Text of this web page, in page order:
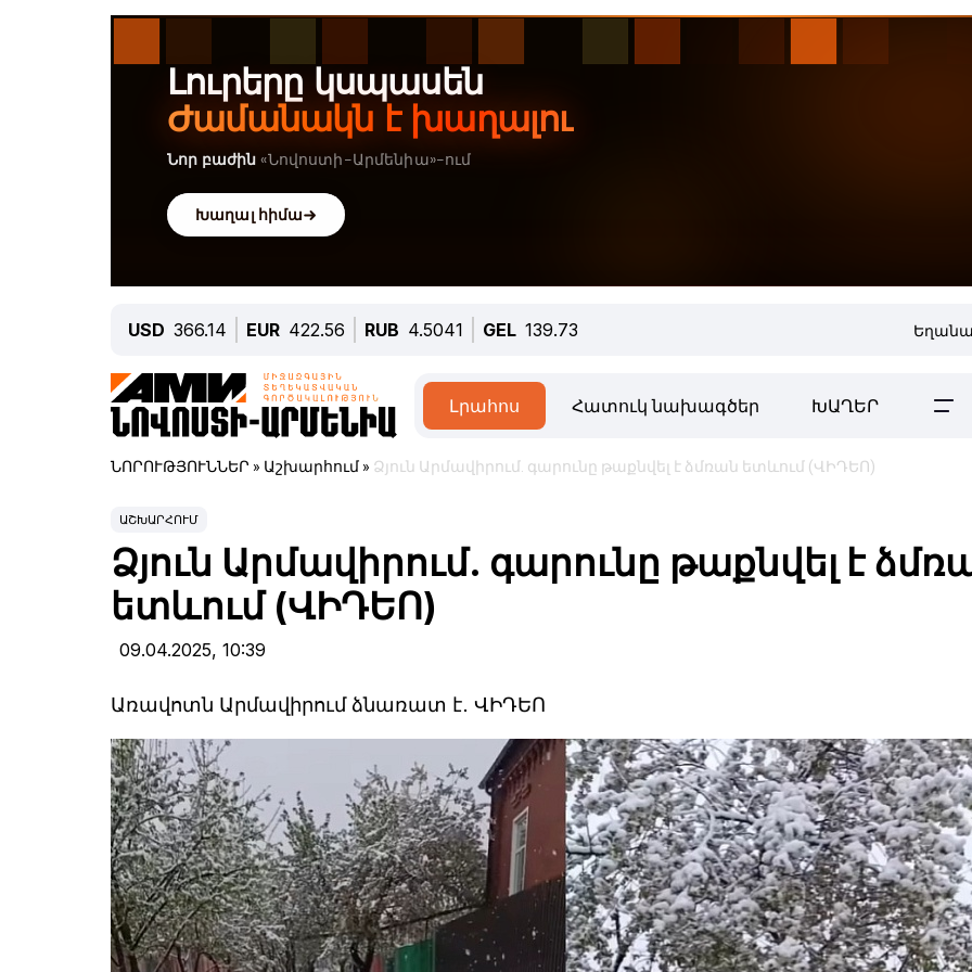
USD 366.14 EUR 422.56 RUB 4.5041 GEL 139.73
Լրահոս Հատուկ նախագծեր ԽԱՂԵՐ
ՆՈՐՈՒԹՅՈՒՆՆԵՐ » Աշխարհում » Ձյուն Արմավիրում. գարունը թաքնվել է ձմռան ետևում (ՎԻԴԵՈ)
ԱՇԽԱՐՀՈՒՄ
Ձյուն Արմավիրում. գարունը թաքնվել է
ետևում (ՎԻԴԵՈ)
09.04.2025, 10:39
Առավոտն Արմավիրում ձնառատ է․ ՎԻԴԵՈ